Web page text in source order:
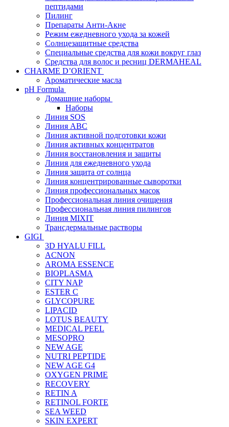
пептидами
Пилинг
Препараты Анти-Акне
Режим ежедневного ухода за кожей
Солнцезащитные средства
Специальные средства для кожи вокруг глаз
Средства для волос и ресниц DERMAHEAL
CHARME D’ORIENT
Ароматические масла
pH Formula
Домашние наборы
Наборы
Линия SOS
Линия АВС
Линия активной подготовки кожи
Линия активных концентратов
Линия восстановления и защиты
Линия для ежедневного ухода
Линия защита от солнца
Линия концентрированные сыворотки
Линия профессиональных масок
Профессиональная линия очищения
Профессиональная линия пилингов
Линия MIXIT
Трансдермальные растворы
GIGI
3D HYALU FILL
ACNON
AROMA ESSENCE
BIOPLASMA
CITY NAP
ESTER C
GLYCOPURE
LIPACID
LOTUS BEAUTY
MEDICAL PEEL
MESOPRO
NEW AGE
NUTRI PEPTIDE
NEW AGE G4
OXYGEN PRIME
RECOVERY
RETIN A
RETINOL FORTE
SEA WEED
SKIN EXPERT